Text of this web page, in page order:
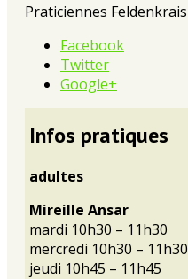
Praticiennes Feldenkrais
Facebook
Twitter
Google+
Infos pratiques
adultes
Mireille Ansar
mardi 10h30 – 11h30
mercredi 10h30 – 11h30
jeudi 10h45 – 11h45